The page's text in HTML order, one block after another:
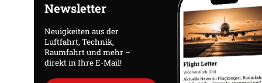
Newsletter
Neuigkeiten aus der
Luftfahrt, Technik,
Raumfahrt und mehr –
direkt in Ihre E-Mail!